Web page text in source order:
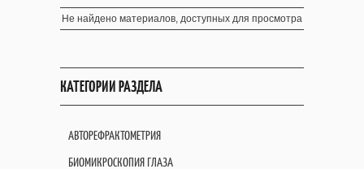
Не найдено материалов, доступных для просмотра
КАТЕГОРИИ РАЗДЕЛА
АВТОРЕФРАКТОМЕТРИЯ
БИОМИКРОСКОПИЯ ГЛАЗА